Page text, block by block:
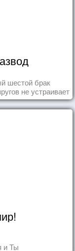
шестой брак
не устраивает
семье.
и Ты